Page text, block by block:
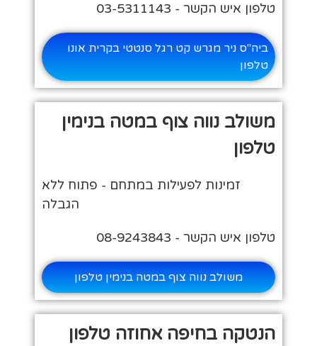
טלפון איש הקשר - 03-5311143
ביה"ס ניר מגרש קט רגל סנטטי בקרית אונו
טלפון
משולב נווה צוף במטה בנימין
טלפון
זמינות לפעילות במתחם - פתוח ללא
הגבלה
טלפון איש הקשר - 08-9243843
משולב נווה צוף במטה בנימין טלפון
הנטקה בחיפה אחוזה טלפון